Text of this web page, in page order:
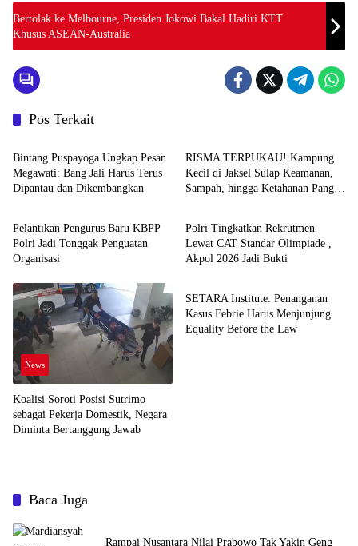
Bertolak ke Melbourne, Presiden Jokowi Bakal Hadiri KTT
Khusus ASEAN-Australia
Pos Terkait
News
Bintang Puspayoga Ungkap Pesan
Megawati: Bang Jali Harus Terus
Dipantau dan Dikembangkan
RISMA TERPUKAU! Kampung
Kecil di Jaksel Sulap Keamanan,
Sampah, hingga Ketahanan Pangan
News
Pelantikan Pengurus Baru KBPP
Polri Jadi Tonggak Penguatan
Organisasi
News
Polri Tingkatkan Rekrutmen
Lewat CAT Standar Olimpiade ,
Akpol 2026 Jadi Bukti
News
Koalisi Soroti Posisi Sutrimo
sebagai Pekerja Domestik, Negara
Diminta Bertanggung Jawab
News
SETARA Institute: Penanganan
Kasus Febrie Harus Menjunjung
Equality Before the Law
Baca Juga
Rampai Nusantara Nilai Prabowo Tak Yakin Geng